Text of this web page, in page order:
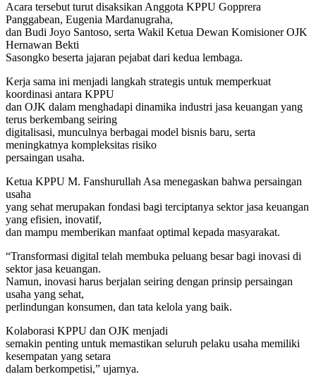
Acara tersebut turut disaksikan Anggota KPPU Gopprera
Panggabean, Eugenia Mardanugraha,
dan Budi Joyo Santoso, serta Wakil Ketua Dewan Komisioner OJK
Hernawan Bekti
Sasongko beserta jajaran pejabat dari kedua lembaga.
Kerja sama ini menjadi langkah strategis untuk memperkuat
koordinasi antara KPPU
dan OJK dalam menghadapi dinamika industri jasa keuangan yang
terus berkembang seiring
digitalisasi, munculnya berbagai model bisnis baru, serta
meningkatnya kompleksitas risiko
persaingan usaha.
Ketua KPPU M. Fanshurullah Asa menegaskan bahwa persaingan
usaha
yang sehat merupakan fondasi bagi terciptanya sektor jasa keuangan
yang efisien, inovatif,
dan mampu memberikan manfaat optimal kepada masyarakat.
“Transformasi digital telah membuka peluang besar bagi inovasi di
sektor jasa keuangan.
Namun, inovasi harus berjalan seiring dengan prinsip persaingan
usaha yang sehat,
perlindungan konsumen, dan tata kelola yang baik.
Kolaborasi KPPU dan OJK menjadi
semakin penting untuk memastikan seluruh pelaku usaha memiliki
kesempatan yang setara
dalam berkompetisi,” ujarnya.